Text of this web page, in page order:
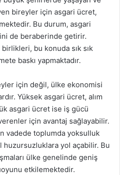
bireyler için asgari ücret,
Bu durum, asgari
de beraberinde getirir.
bu konuda sık sık
baskı yapmaktadır.
için değil, ülke ekonomisi
Yüksek asgari ücret, alım
asgari ücret ise iş gücü
için avantaj sağlayabilir.
vadede toplumda yoksulluk
huzursuzluklara yol açabilir. Bu
ülke genelinde geniş
etkilemektedir.